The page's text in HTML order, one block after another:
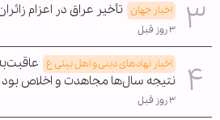
اخبار جهان تأخیر عراق در اعزام
۳ روز قبل
اخبار نهادهای دینی و اهل بیتی ع
نتیجه سال‌ها مجاهدت و اخلاص بود
۳ روز قبل